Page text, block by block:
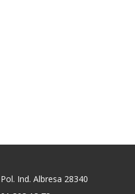
Pol. Ind. Albresa 28340